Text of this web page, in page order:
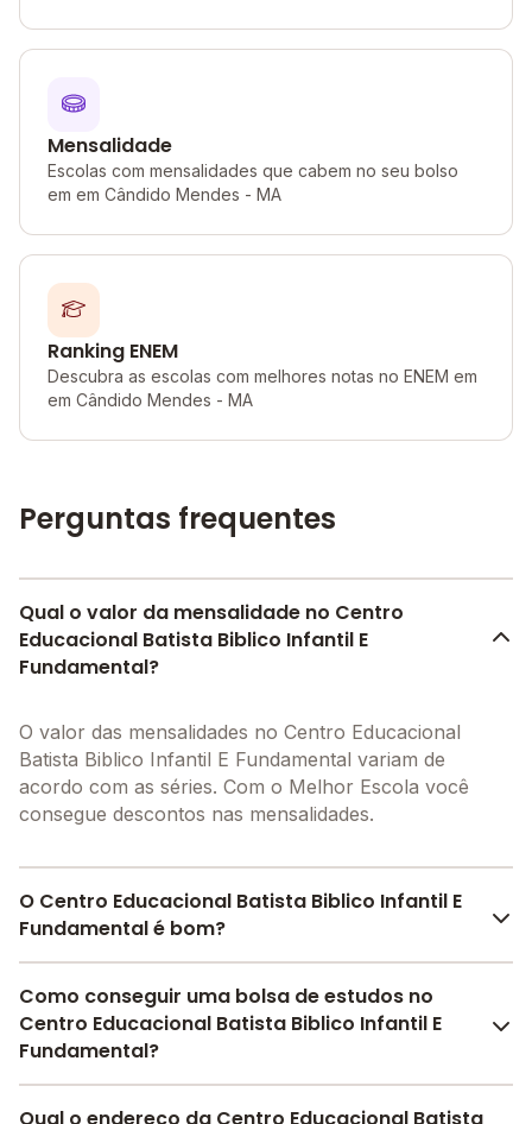
Mensalidade
Escolas com mensalidades que cabem no seu bolso
em em Cândido Mendes - MA
Ranking ENEM
Descubra as escolas com melhores notas no ENEM em
em Cândido Mendes - MA
Perguntas frequentes
Qual o valor da mensalidade no Centro
Educacional Batista Biblico Infantil E
Fundamental?
O valor das mensalidades no Centro Educacional
Batista Biblico Infantil E Fundamental variam de
acordo com as séries. Com o Melhor Escola você
consegue descontos nas mensalidades.
O Centro Educacional Batista Biblico Infantil E
Fundamental é bom?
O Centro Educacional Batista Biblico Infantil E
Fundamental é bem avaliado por pais, alunos e
funcionários da escola, com uma
Como conseguir uma bolsa de estudos no
Centro Educacional Batista Biblico Infantil E
Fundamental?
Pesquise bolsas disponíveis no Melhor Escola e